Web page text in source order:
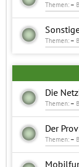
Themen: –
Themen: –
Die
Themen: –
Der
Themen: –